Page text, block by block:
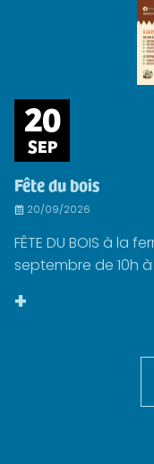
20
SEP
Fête du bois
20/09/2026
FÊTE DU BOIS à la
septembre de 10h à
+